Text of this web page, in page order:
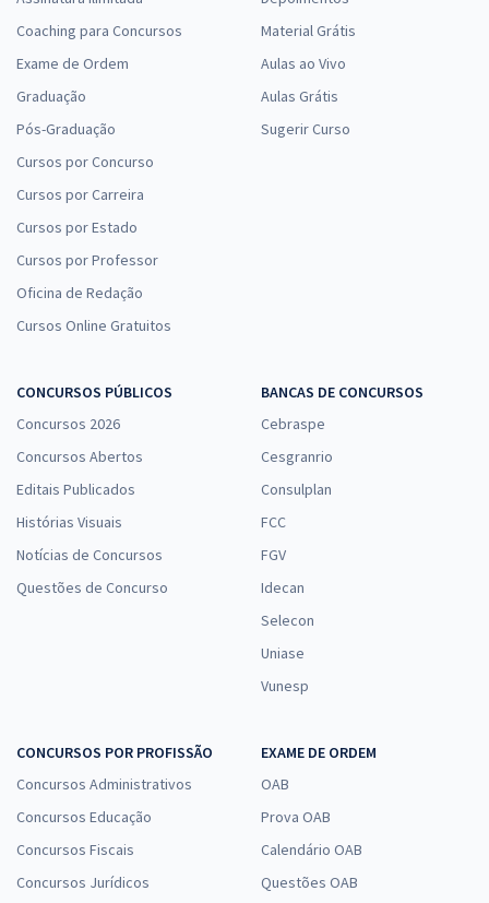
Coaching para Concursos
Exame de Ordem
Graduação
Pós-Graduação
Cursos por Concurso
Cursos por Carreira
Cursos por Estado
Cursos por Professor
Oficina de Redação
Cursos Online Gratuitos
Material Grátis
Aulas ao Vivo
Aulas Grátis
Sugerir Curso
CONCURSOS PÚBLICOS
Concursos 2026
Concursos Abertos
Editais Publicados
Histórias Visuais
Notícias de Concursos
Questões de Concurso
BANCAS DE CONCURSOS
Cebraspe
Cesgranrio
Consulplan
FCC
FGV
Idecan
Selecon
Uniase
Vunesp
CONCURSOS POR PROFISSÃO
Concursos Administrativos
Concursos Educação
Concursos Fiscais
Concursos Jurídicos
EXAME DE ORDEM
OAB
Prova OAB
Calendário OAB
Questões OAB